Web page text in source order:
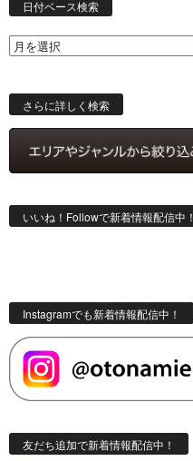
日付ベース検索
ス
索
さらに詳しく検索
いいね！Followで新着情報配信中！
Instagramでも新着情報配信中！
友だち追加で新着情報配信中！